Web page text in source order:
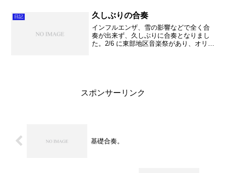
の一生懸命さが伝わって、...
日記 久しぶりの合奏
インフルエンザ、雪の影響などで全く合
奏が出来ず、久しぶりに合奏となりまし
た。2/6 に東部地区音楽祭があり、オリン
スポンサーリンク
基礎合奏。